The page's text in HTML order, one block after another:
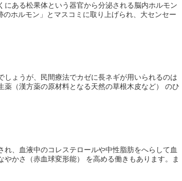
ある松果体という器官から分泌される脳内ホルモン
ホルモン」とマスコミに取り上げられ、大センセー
ょうが、民間療法でカゼに長ネギが用いられるのは
（漢方薬の原材料となる天然の草根木皮など） のひ
、血液中のコレステロールや中性脂肪をへらして血
かさ（赤血球変形能） を高める働きもあります。ま